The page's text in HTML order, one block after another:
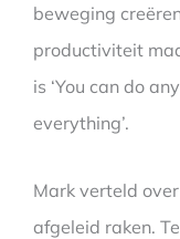
beweging
productiviteit
is ‘You can do
everything’.
Mark verteld
afgeleid raken.